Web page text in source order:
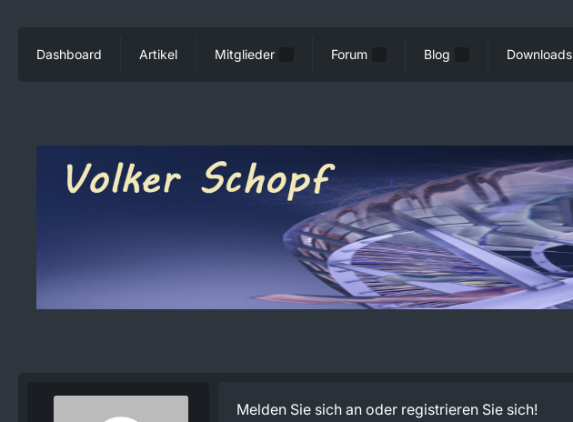
Dashboard Artikel Mitglieder Forum Blog Downloads
Melden Sie sich an oder registrieren Sie sich!